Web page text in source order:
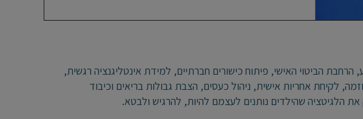
הרחבת הביטוי האישי, פיתוח כישורים חברתיים, למידת אינטליגנציה רגשית,
לקיחת אחריות אישית, ניהול כעסים, הצבת גבולות בריאים וכיבוד
הלגיטציה שהילדים נותנים לעצמם להיות, להרגיש ולבטא.